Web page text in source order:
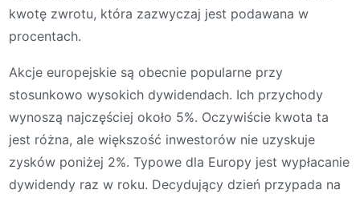
kwotę zwrotu, która zazwyczaj jest podawana w
procentach.
Akcje europejskie są obecnie popularne przy
stosunkowo wysokich dywidendach. Ich przychody
wynoszą najczęściej około 5%. Oczywiście kwota ta
jest różna, ale większość inwestorów nie uzyskuje
zysków poniżej 2%. Typowe dla Europy jest wypłacanie
dywidendy raz w roku. Decydujący dzień przypada na